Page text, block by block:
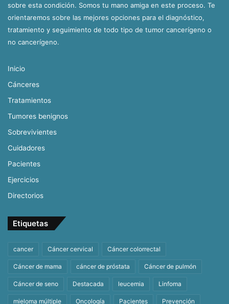
sobre esta condición. Somos tu mano amiga en este proceso. Te
orientaremos sobre las mejores opciones para el diagnóstico,
tratamiento y seguimiento de todo tipo de tumor cancerígeno o
no cancerígeno.
Inicio
Cánceres
Tratamientos
Tumores benignos
Sobrevivientes
Cuidadores
Pacientes
Ejercicios
Directorios
Etiquetas
cancer Cáncer cervical Cáncer colorrectal
Cáncer de mama cáncer de próstata Cáncer de pulmón
Cáncer de seno Destacada leucemia Linfoma
mieloma múltiple Oncología Pacientes Prevención